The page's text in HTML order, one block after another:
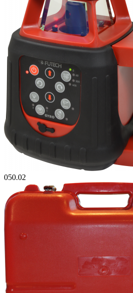
050.02